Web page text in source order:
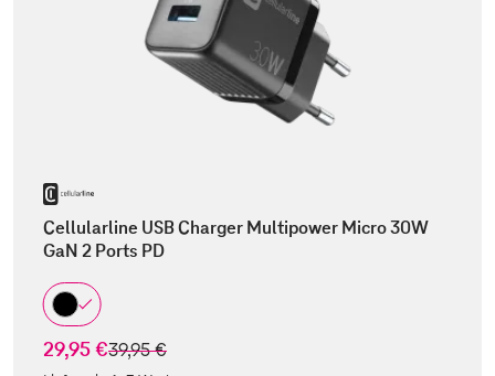
Cellularline USB Charger Multipower Micro 30W
GaN 2 Ports PD
29,95 €statt
39,95 €